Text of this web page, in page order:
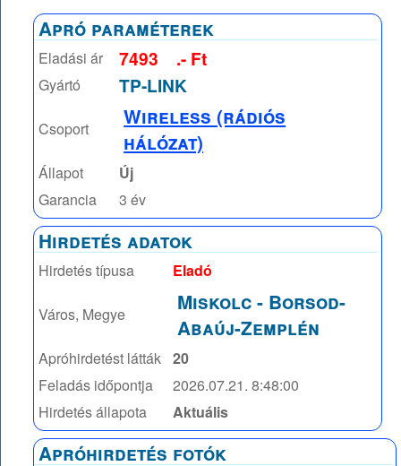
Apró paraméterek
Eladási ár 7493 .- Ft
Gyártó TP-LINK
Csoport
Wireless (rádiós
hálózat)
Állapot
Új
Garancia
3 év
Hirdetés adatok
Hirdetés típusa Eladó
Város, Megye Miskolc- Borsod-
Abaúj-Zemplén
Apróhirdetést látták 20
Feladás időpontja
2026.07.21. 8:48:00
Hirdetés állapota
Aktuális
Apróhirdetés fotók